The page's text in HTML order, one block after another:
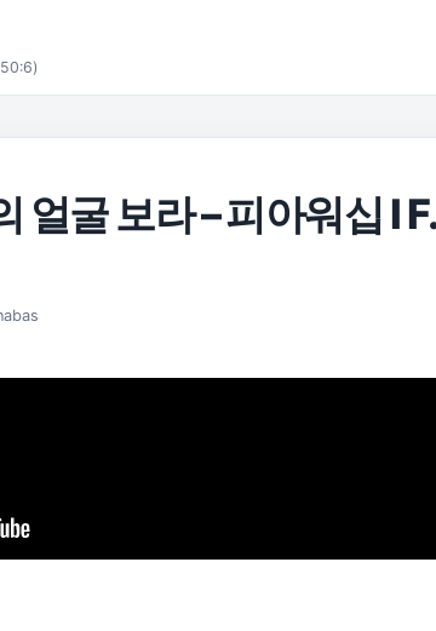
얼굴 보라 – 피아워십 I
17일